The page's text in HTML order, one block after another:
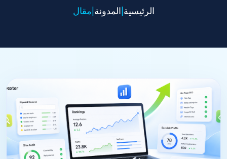
الرئيسية المدونة مقال